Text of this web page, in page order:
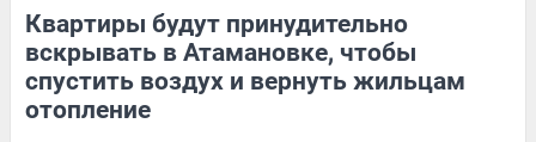
Квартиры будут принудительно
вскрывать в Атамановке, чтобы
спустить воздух и вернуть жильцам
отопление